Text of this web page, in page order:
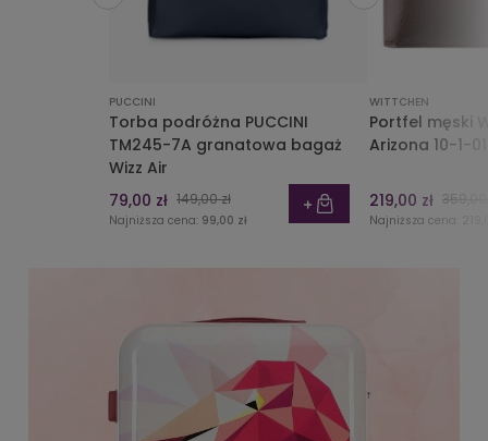
PUCCINI
Torba podróżna PUCCINI
TM245-7A granatowa bagaż
Wizz Air
79,00 zł 149,00 zł
Najniższa cena: 99,00 zł
WITTCHEN
Portfel męski
Arizona 10-1-
219,00 zł 359,00
Najniższa cena: